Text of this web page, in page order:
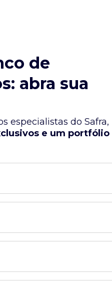
de
abra sua
especialistas do Safra,
e um portfólio